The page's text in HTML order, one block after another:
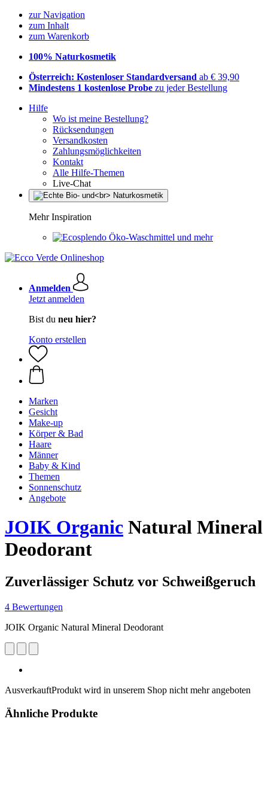
zur Navigation
zum Inhalt
zum Warenkorb
100% Naturkosmetik
Österreich: Kostenloser Standardversand ab € 39,90
Mindestens 1 kostenlose Probe zu jeder Bestellung
Hilfe
Wo ist meine Bestellung?
Rücksendungen
Versandkosten
Zahlungsmöglichkeiten
Kontakt
Alle Hilfe-Themen
Live-Chat
Mehr Inspiration
Öko-Waschmittel und mehr
Anmelden
Jetzt anmelden
Bist du neu hier?
Konto erstellen
Marken
Gesicht
Make-up
Körper & Bad
Haare
Männer
Baby & Kind
Themen
Sonnenschutz
Angebote
JOIK Organic Natural Mineral
Deodorant
Zuverlässiger Schutz vor Schweißgeruch
4 Bewertungen
JOIK Organic Natural Mineral Deodorant
AusverkauftProdukt wird in unserem Shop nicht mehr angeboten
Ähnliche Produkte